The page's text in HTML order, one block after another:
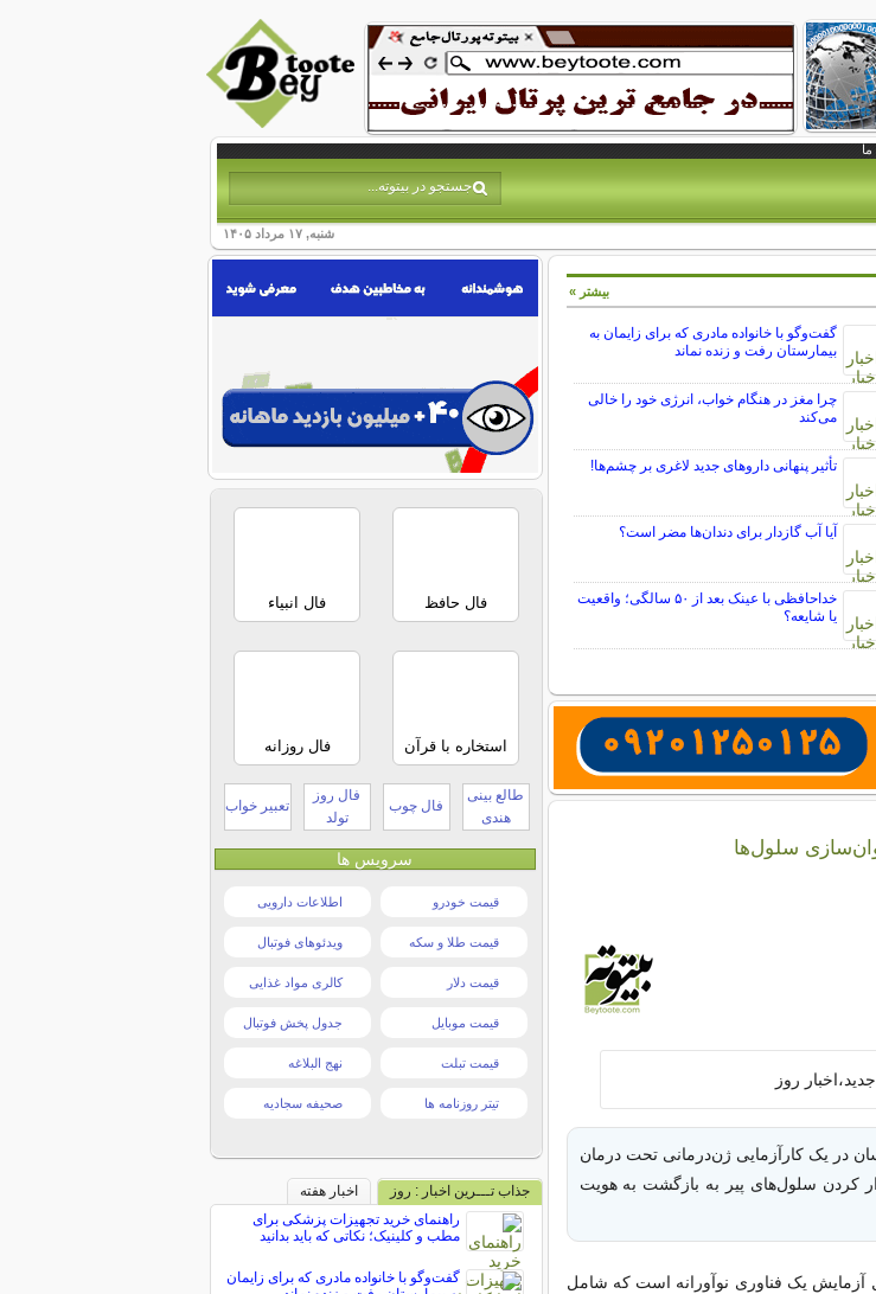
ما
شنبه, ۱۷ مرداد ۱۴۰۵
گفت‌وگو با خانواده مادری که برای زایمان به
بیمارستان رفت و زنده نماند
چرا مغز در هنگام خواب، انرژی خود را خالی
می‌کند
تأثیر پنهانی داروهای جدید لاغری بر چشم‌ها!
آیا آب گازدار برای دندان‌ها مضر است؟
خداحافظی با عینک بعد از ۵۰ سالگی؛ واقعیت
یا شایعه؟
بیشتر »
سلول‌ها
در یک کارآزمایی ژن‌درمانی تحت درمان
کردن سلول‌های پیر به بازگشت به هویت
آزمایش یک فناوری نوآورانه است که شامل
فال حافظ فال انبیاء
استخاره با قرآن فال روزانه
طالع بینی
هندی
فال چوب
فال روز
تولد
تعبیر خواب
سرویس ها
قیمت خودرو اطلاعات دارویی
قیمت طلا و سکه ویدئوهای فوتبال
قیمت دلار کالری مواد غذایی
قیمت موبایل جدول پخش فوتبال
قیمت تبلت نهج البلاغه
تیتر روزنامه ها صحیفه سجادیه
جذاب تـــرین اخبار : روز
اخبار هفته
راهنمای خرید تجهیزات پزشکی برای
مطب و کلینیک؛ نکاتی که باید بدانید
گفت‌وگو با خانواده مادری که برای زایمان